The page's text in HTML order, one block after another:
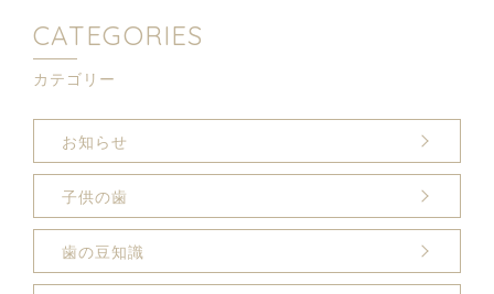
CATEGORIES
カテゴリー
お知らせ
子供の歯
歯の豆知識